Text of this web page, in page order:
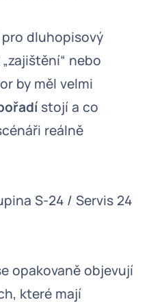
dluhopisový
nebo
by měl velmi
stojí a co
reálně
S-24 / Servis 24
opakovaně objevují
které mají